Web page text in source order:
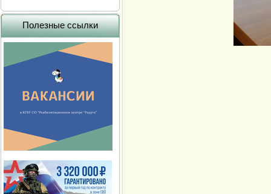
Полезные ссылки